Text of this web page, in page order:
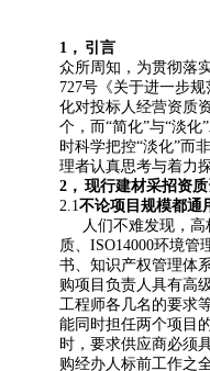
1 ， 引言
众所周知，为贯彻落
727号《关于进一步
化对投标人经营资质
个，而“简化”与“淡
时科学把控“淡化”而
理者认真思考与着力
2 ， 现行建材采招资
2.1不论项目规模都通
人们不难发现，
质、ISO14000环境
书、知识产权管理体
购项目负责人具有高
工程师各几名的要求
能同时担任两个项目
时，要求供应商必须
购经办人标前工作之